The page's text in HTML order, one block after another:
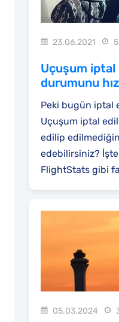
23.06.2021
Uçuşum
durumunu
Peki bugün iptal
Uçuşum iptal
edilip
edebilirsiniz?
FlightStats gibi
05.03.2024